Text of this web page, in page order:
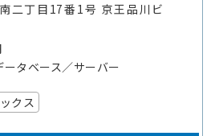
二丁目17番1号 京王品川ビ
タベース／サーバー
クス